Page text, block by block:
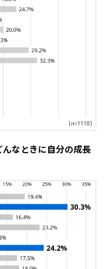
なときに自分の成長